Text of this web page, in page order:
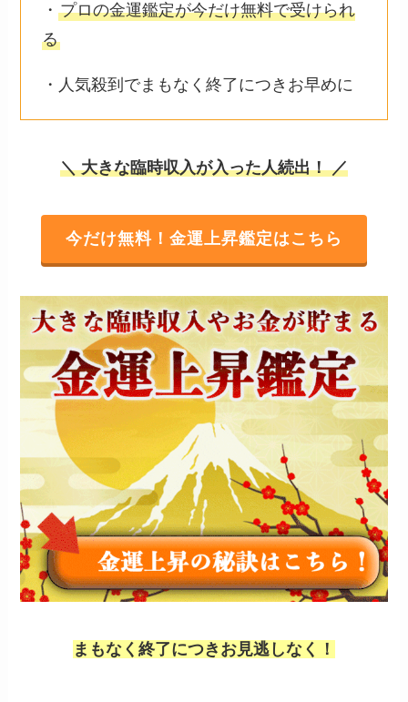
・ プロの金運鑑定が今だけ無料で受けられ
る
・人気殺到でまもなく終了につきお早めに
＼ 大きな臨時収入が入った人続出！ ／
今だけ無料！金運上昇鑑定はこちら
まもなく終了につきお見逃しなく！